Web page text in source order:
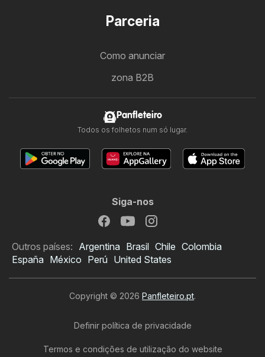
Parceria
Como anunciar
zona B2B
Panfleteiro
Todos os folhetos num só lugar.
Siga-nos
Outros países: Argentina Brasil Chile Colombia
España México Perú United States
Copyright © 2026 Panfleteiro.pt.
Definir política de privacidade
Termos e condições de utilização do website